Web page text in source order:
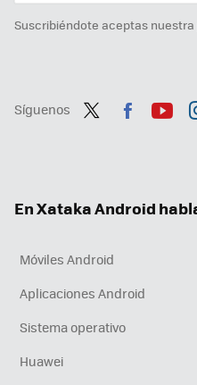
Suscribiéndote aceptas nuestra
Síguenos
En Xataka Android
Móviles Android
Aplicaciones Android
Sistema operativo
Huawei